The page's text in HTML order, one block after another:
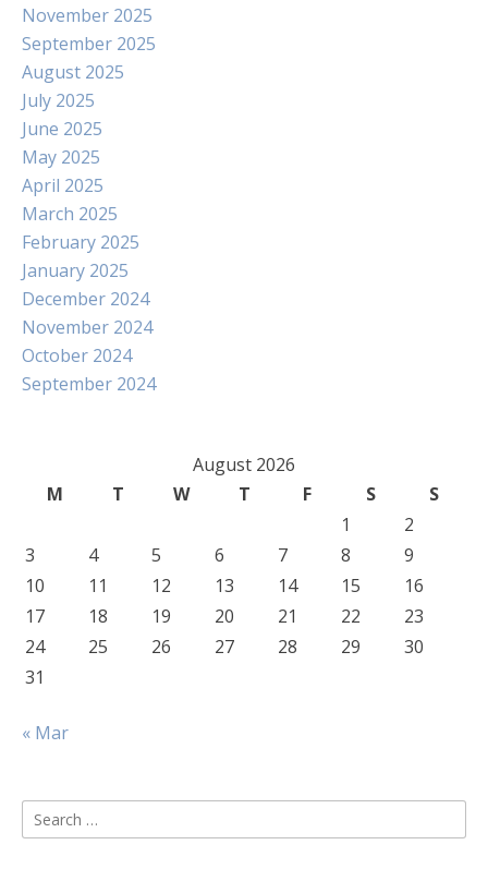
November 2025
September 2025
August 2025
July 2025
June 2025
May 2025
April 2025
March 2025
February 2025
January 2025
December 2024
November 2024
October 2024
September 2024
August 2026
M
T W T F S
S
1
2
3
4 5 6 7 8
9
10
11 12 13 14 15
16
17
18 19 20 21 22
23
24
25 26 27 28 29
30
31
« Mar
Search
for: